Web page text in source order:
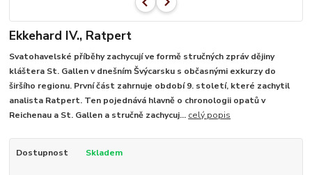
Ekkehard IV., Ratpert
Svatohavelské příběhy zachycují ve formě stručných zpráv dějiny
kláštera St. Gallen v dnešním Švýcarsku s občasnými exkurzy do
širšího regionu. První část zahrnuje období 9. století, které zachytil
analista Ratpert. Ten pojednává hlavně o chronologii opatů v
Reichenau a St. Gallen a stručně zachycuj... celý popis
Dostupnost Skladem